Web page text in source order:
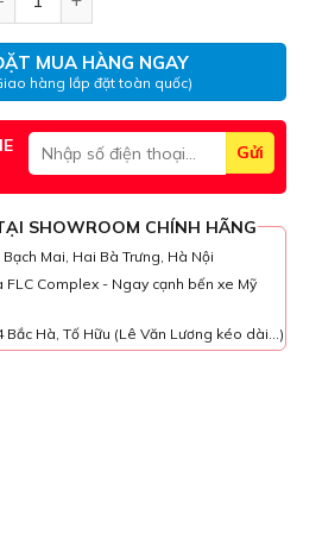
MUA HÀNG NGAY
hàng lắp đặt toàn quốc)
SHOWROOM CHÍNH HÃNG
Bạch Mai, Hai Bà Trưng, Hà Nội
FLC Complex - Ngay cạnh bến xe Mỹ
Bắc Hà, Tố Hữu (Lê Văn Lương kéo dài...)